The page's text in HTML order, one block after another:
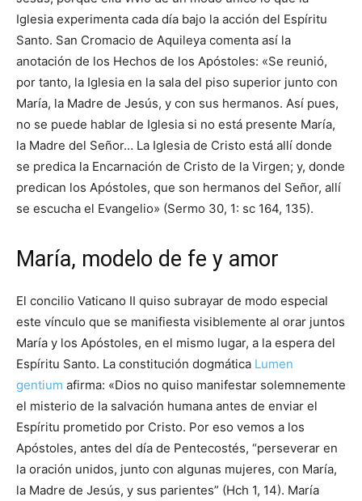
Iglesia experimenta cada día bajo la acción del Espíritu
Santo. San Cromacio de Aquileya comenta así la
anotación de los Hechos de los Apóstoles: «Se reunió,
por tanto, la Iglesia en la sala del piso superior junto con
María, la Madre de Jesús, y con sus hermanos. Así pues,
no se puede hablar de Iglesia si no está presente María,
la Madre del Señor… La Iglesia de Cristo está allí donde
se predica la Encarnación de Cristo de la Virgen; y, donde
predican los Apóstoles, que son hermanos del Señor, allí
se escucha el Evangelio» (Sermo 30, 1: sc 164, 135).
María, modelo de fe y amor
El concilio Vaticano II quiso subrayar de modo especial
este vínculo que se manifiesta visiblemente al orar juntos
María y los Apóstoles, en el mismo lugar, a la espera del
Espíritu Santo. La constitución dogmática Lumen
gentium afirma: «Dios no quiso manifestar solemnemente
el misterio de la salvación humana antes de enviar el
Espíritu prometido por Cristo. Por eso vemos a los
Apóstoles, antes del día de Pentecostés, “perseverar en
la oración unidos, junto con algunas mujeres, con María,
la Madre de Jesús, y sus parientes” (Hch 1, 14). María